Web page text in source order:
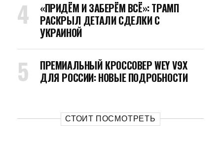
«ПРИДЁМ И ЗАБЕРЁМ ВСЁ»: ТРАМП
РАСКРЫЛ ДЕТАЛИ СДЕЛКИ С
УКРАИНОЙ
ПРЕМИАЛЬНЫЙ КРОССОВЕР WEY V9X
ДЛЯ РОССИИ: НОВЫЕ ПОДРОБНОСТИ
СТОИТ ПОСМОТРЕТЬ